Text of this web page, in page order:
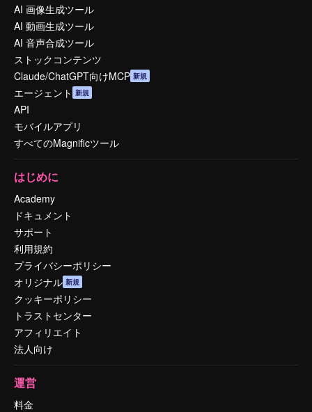
AI 画像生成ツール
AI 動画生成ツール
AI 音声合成ツール
ストックコンテンツ
Claude/ChatGPT向けMCP 新規
エージェント 新規
API
モバイルアプリ
すべてのMagnificツール
はじめに
Academy
ドキュメント
サポート
利用規約
プライバシーポリシー
オリジナル 新規
クッキーポリシー
トラストセンター
アフィリエイト
法人向け
運営
料金